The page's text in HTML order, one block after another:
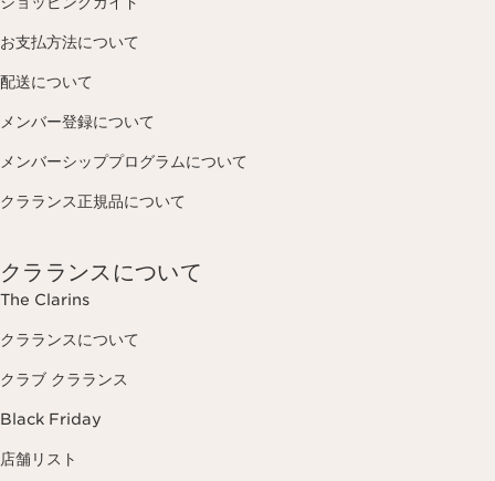
お支払方法について
配送について
メンバー登録について
メンバーシッププログラムについて
クラランス正規品について
クラランスについて
The Clarins
クラランスについて
クラブ クラランス
Black Friday
店舗リスト